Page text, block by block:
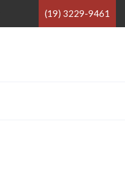
(19) 3229-9461
×